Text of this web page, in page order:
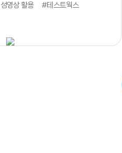
영상 활용
#테스트웍스